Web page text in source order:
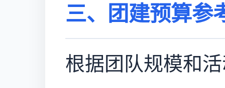
三、团建预算参
根据团队规模和